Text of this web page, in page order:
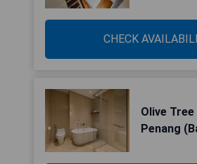
CHECK
Olive
Penang